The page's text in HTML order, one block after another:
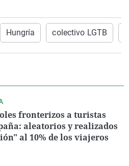
Hungría colectivo LGTB
fronterizos a turistas
aleatorios y realizados
al 10% de los viajeros